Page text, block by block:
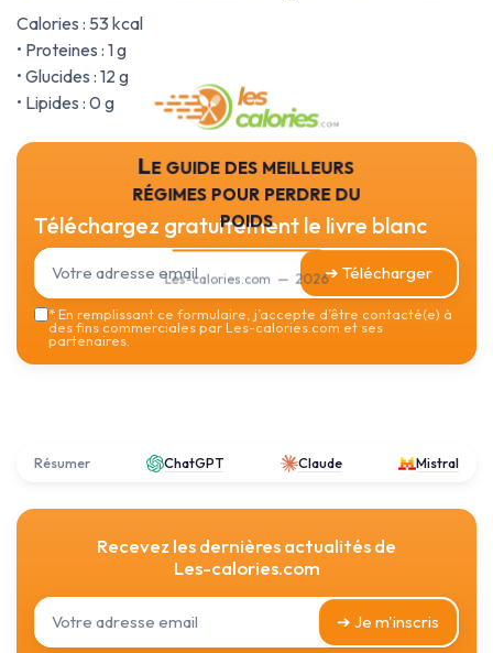
Calories : 53 kcal
• Proteines : 1 g
• Glucides : 12 g
• Lipides : 0 g
Le guide des meilleurs
régimes pour perdre du
poids
Les-calories.com — 2026
Téléchargez gratuitement le livre blanc
➔ Télécharger
*En remplissant ce formulaire, j’accepte d’être contacté(e) à
des fins commerciales par Les-calories.com et ses
partenaires.
Résumer ChatGPT Claude Mistral
Recevez les dernières actualités de
Les-calories.com
➔ Je m'inscris